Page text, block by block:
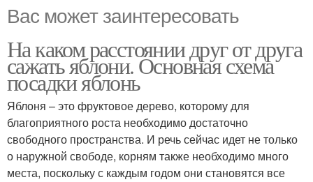
Вас может заинтересовать
На каком расстоянии друг от друга
сажать яблони. Основная схема
посадки яблонь
Яблоня – это фруктовое дерево, которому для
благоприятного роста необходимо достаточно
свободного пространства. И речь сейчас идет не только
о наружной свободе, корням также необходимо много
места, поскольку с каждым годом они становятся все